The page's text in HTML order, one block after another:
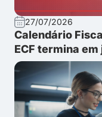
27/07/2026
Calendário
ECF termina em